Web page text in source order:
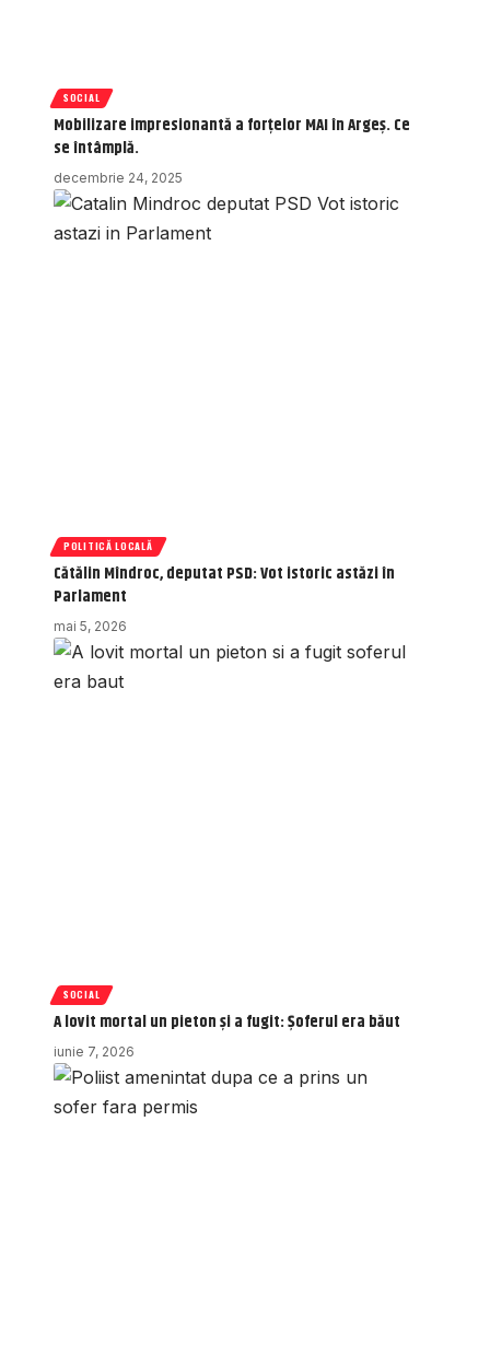
SOCIAL
Mobilizare impresionantă a forțelor MAI în Argeș. Ce
se întâmplă.
decembrie 24, 2025
POLITICĂ LOCALĂ
Cătălin Mîndroc, deputat PSD: Vot istoric astăzi în
Parlament
mai 5, 2026
SOCIAL
A lovit mortal un pieton și a fugit: Șoferul era băut
iunie 7, 2026